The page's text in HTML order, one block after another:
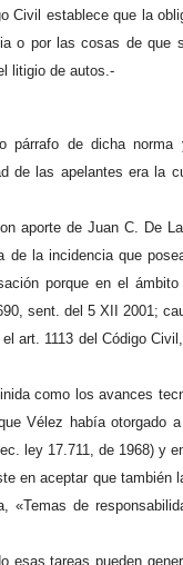
Civil establece que la
o por las cosas de
litigio de autos.-
párrafo de dicha
de las apelantes era la
aporte de Juan C. De
de la incidencia que
porque en el
sent. del 5 XII 2001;
el art. 1113 del Código
como los avances
Vélez había
ley 17.711, de 1968) y
en aceptar que
«Temas de
esas tareas pueden